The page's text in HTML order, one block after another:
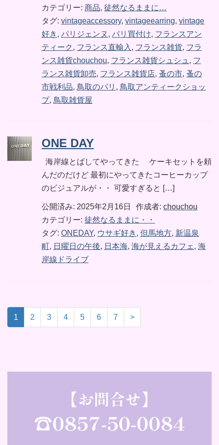
カテゴリー: 商品, 徒然なるままに…
タグ: vintageaccessory, vintageearring, vintage
好き , パリジェンヌ , パリ買付け, フランスアン
ティーク , フランス直輸入 , フランス雑貨, フラ
ンス雑貨chouchou, フランス雑貨シュシュ , フ
ランス雑貨卸売, フランス雑貨店, 蚤の市, 蚤の
市戦利品, 鳥取のパリ , 鳥取アンティークショッ
プ, 鳥取雑貨屋
ONE DAY
海岸線とばしてやってきた ケーキセットを頼
んだのだけど 最初にやってきたコーヒーカップ
のビジュアルが・・ 可愛すぎると […]
公開済み: 2025年2月16日 作成者: chouchou
カテゴリー: 徒然なるままに・・
タグ: ONEDAY, ウサギ好き , 但馬地方, 新温泉
町, 日曜日の午後, 日本海, 海が見えるカフェ , 海
岸線ドライブ
1 2 3 4 5 6 7 >